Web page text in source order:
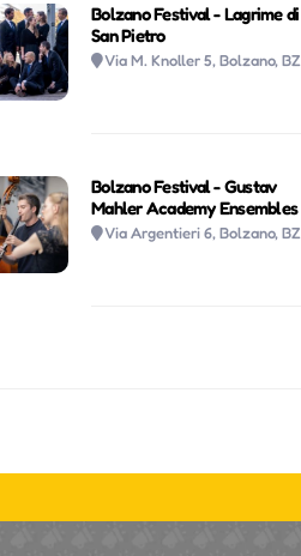
Bolzano Festival - Lagrime di
San Pietro
Via M. Knoller 5, Bolzano, BZ
Bolzano Festival - Gustav
Mahler Academy Ensembles
Via Argentieri 6, Bolzano, BZ